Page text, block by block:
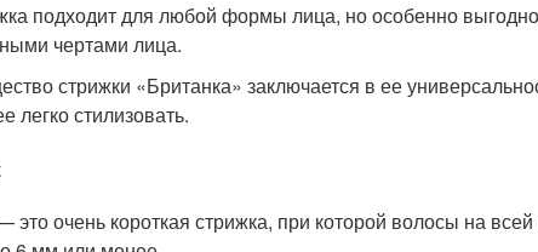
подходит для любой формы лица, но особенно
чертами лица.
стрижки «Британка» заключается в ее
легко стилизовать.
это очень короткая стрижка, при которой волосы на